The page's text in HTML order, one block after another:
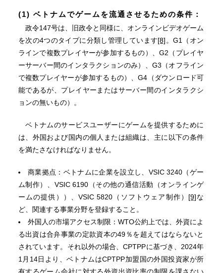
(1) ベトナムでゲームを流通させるための条件：
政令147号は、旧政令と同様に、オンラインビデオゲーム
を次の4つのタイプに分類し管理しています[8] 。G1（オン
ラインで複数プレイヤーが参加するもの）、G2（プレイヤ
ーサーバー間のインタラクションのみ）、G3（オフライン
で複数プレイヤーが参加するもの）、G4（ダウンロード可
能であるが、プレイヤーまたはサーバー間のインタラクシ
ョンの無いもの）。
ベトナムのサービスユーザーにゲームを提供するために
は、外国および国内の個人または組織は、主に以下の条件
を満たさなければなりません。
商業拠点：ベトナムに企業を設立し、VSIC 3240（ゲー
ム制作）、VSIC 6190（その他の通信活動（オンラインゲ
ームの提供））、VSIC 5820（ソフトウェア制作） [9]な
ど、関連する事業分野を登録すること。
外国人の市場アクセス制限：WTO公約上では、外資によ
る出資は合弁事業の定款資本の49％を超えてはならないと
されています。それ以外の場合、CPTPPに基づき、2024年
1月14日より、ベトナムはCPTPP加盟国の外国投資家が所